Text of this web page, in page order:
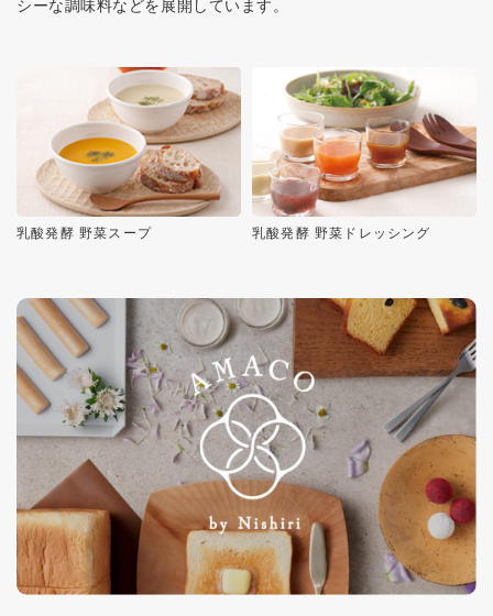
シーな調味料などを展開しています。
乳酸発酵 野菜スープ 乳酸発酵 野菜ドレッシング